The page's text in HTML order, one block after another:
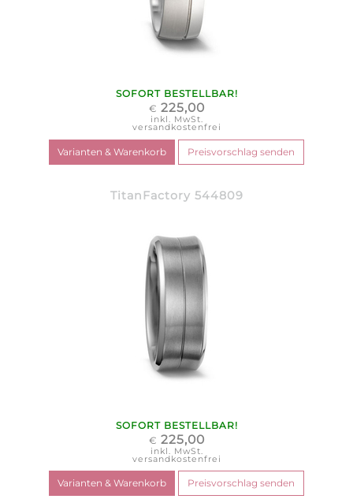
SOFORT BESTELLBAR!
€ 225,00
inkl. MwSt.
versandkostenfrei
TitanFactory 544809
SOFORT BESTELLBAR!
€ 225,00
inkl. MwSt.
versandkostenfrei